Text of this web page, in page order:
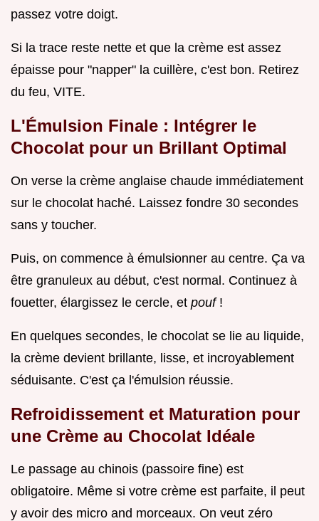
passez votre doigt.
Si la trace reste nette et que la crème est assez
épaisse pour "napper" la cuillère, c'est bon. Retirez
du feu, VITE.
L'Émulsion Finale : Intégrer le
Chocolat pour un Brillant Optimal
On verse la crème anglaise chaude immédiatement
sur le chocolat haché. Laissez fondre 30 secondes
sans y toucher.
Puis, on commence à émulsionner au centre. Ça va
être granuleux au début, c'est normal. Continuez à
fouetter, élargissez le cercle, et pouf !
En quelques secondes, le chocolat se lie au liquide,
la crème devient brillante, lisse, et incroyablement
séduisante. C'est ça l'émulsion réussie.
Refroidissement et Maturation pour
une Crème au Chocolat Idéale
Le passage au chinois (passoire fine) est
obligatoire. Même si votre crème est parfaite, il peut
y avoir des micro and morceaux. On veut zéro